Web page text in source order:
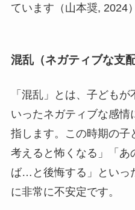
ています（山本奨, 2024
混乱（ネガティブな支配
「混乱」とは、子ども
いったネガティブな感情
指します。この時期の子
考えると怖くなる」「あ
ば…と後悔する」といっ
に非常に不安定です。